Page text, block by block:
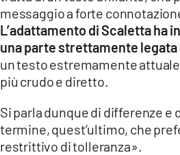
messaggio a forte
L’adattamento di Scaletta ha
una parte strettamente legata
un testo estremamente
più crudo e diretto.
Si parla dunque di differenze e
termine, quest’ultimo, che
restrittivo di tolleranza».